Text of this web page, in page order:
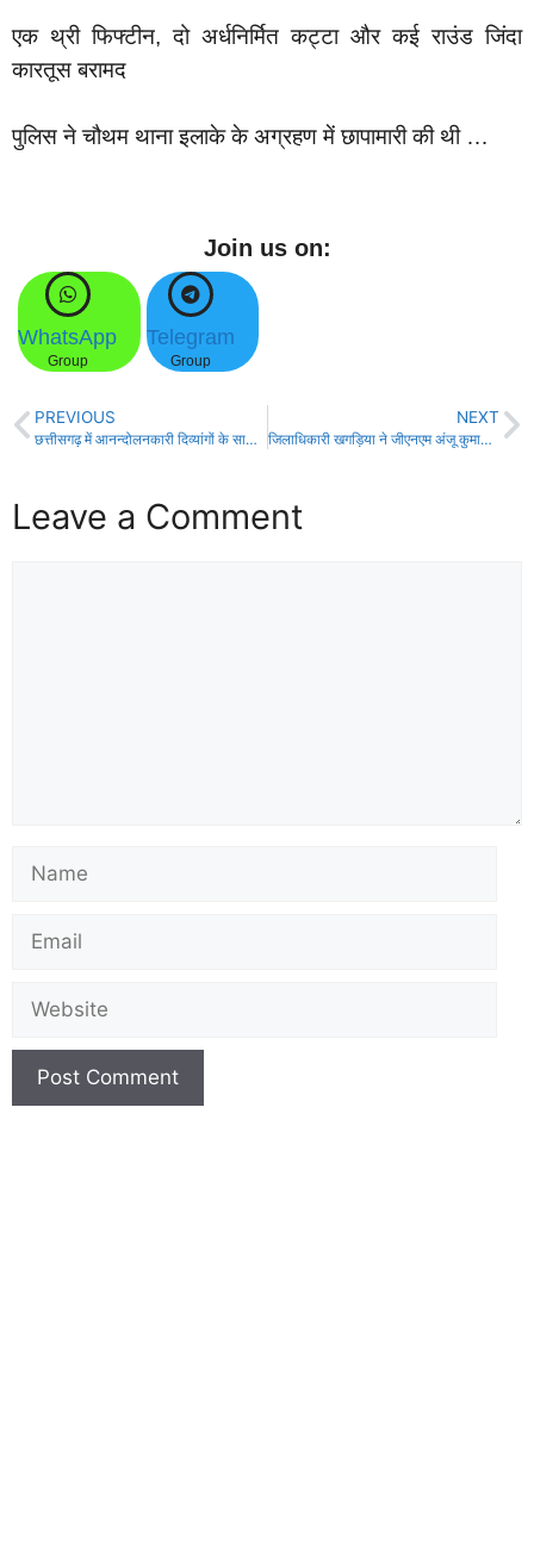
एक थ्री फिफ्टीन, दो अर्धनिर्मित कट्टा और कई राउंड जिंदा
कारतूस बरामद
पुलिस ने चौथम थाना इलाके के अग्रहण में छापामारी की थी …
Join us on:
WhatsApp
Group
Telegram
Group
PREVIOUS
छत्तीसगढ़ में आनन्दोलनकारी दिव्यांगों के साथ पुलिस अत्याचार!
NEXT
जिलाधिकारी खगड़िया ने जीएनएम अंजू कुमारी के खिलाफ एफआईआर दर्ज करने के दिये निर्देश!
Leave a Comment